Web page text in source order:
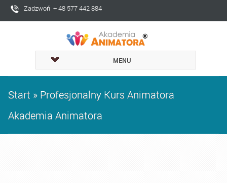
Zadzwoń + 48 577 442 884
MENU
Start » Profesjonalny Kurs Animatora
Akademia Animatora